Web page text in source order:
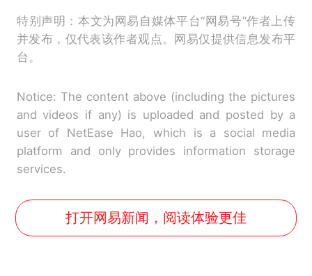
特别声明：本文为网易自媒体平台“网易号”作者上传
并发布，仅代表该作者观点。网易仅提供信息发布平
台。
Notice: The content above (including the pictures
and videos if any) is uploaded and posted by a
user of NetEase Hao, which is a social media
platform and only provides information storage
services.
打开网易新闻，阅读体验更佳